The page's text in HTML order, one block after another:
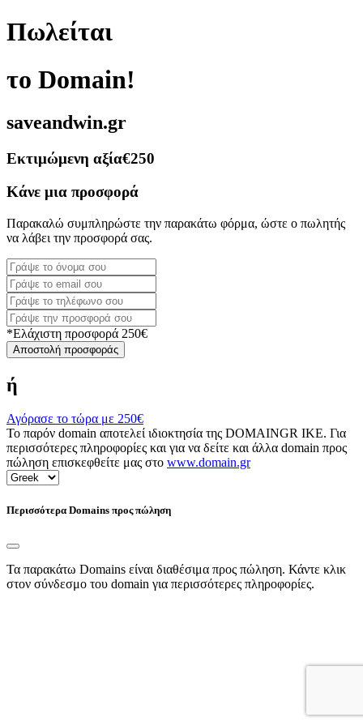
Πωλείται
το Domain!
saveandwin.gr
Εκτιμώμενη αξία€250
Κάνε μια προσφορά
Παρακαλώ συμπληρώστε την παρακάτω φόρμα, ώστε ο πωλητής
να λάβει την προσφορά σας.
*Ελάχιστη προσφορά 250€
Αποστολή προσφοράς
ή
Αγόρασε το τώρα με 250€
Το παρόν domain αποτελεί ιδιοκτησία της DOMAINGR ΙΚΕ. Για
περισσότερες πληροφορίες και για να δείτε και άλλα domain προς
πώληση επισκεφθείτε μας στο www.domain.gr
Περισσότερα Domains προς πώληση
Τα παρακάτω Domains είναι διαθέσιμα προς πώληση. Κάντε κλικ
στον σύνδεσμο του domain για περισσότερες πληροφορίες.